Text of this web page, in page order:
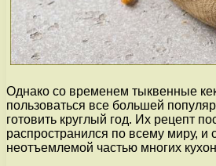
Однако со временем тыквенные
пользоваться все большей
готовить круглый год. Их рецепт
распространился по всему миру, и
неотъемлемой частью многих